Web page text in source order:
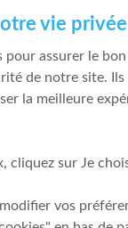
vie privée
pour assurer le bon
de notre site. Ils
la meilleure
cliquez sur Je
vos